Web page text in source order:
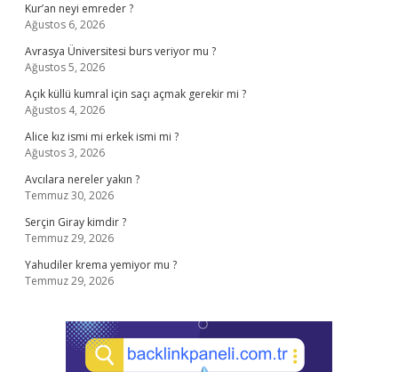
Kur’an neyi emreder ?
Ağustos 6, 2026
Avrasya Üniversitesi burs veriyor mu ?
Ağustos 5, 2026
Açık küllü kumral için saçı açmak gerekir mi ?
Ağustos 4, 2026
Alice kız ismi mi erkek ismi mi ?
Ağustos 3, 2026
Avcılara nereler yakın ?
Temmuz 30, 2026
Serçin Giray kimdir ?
Temmuz 29, 2026
Yahudiler krema yemiyor mu ?
Temmuz 29, 2026